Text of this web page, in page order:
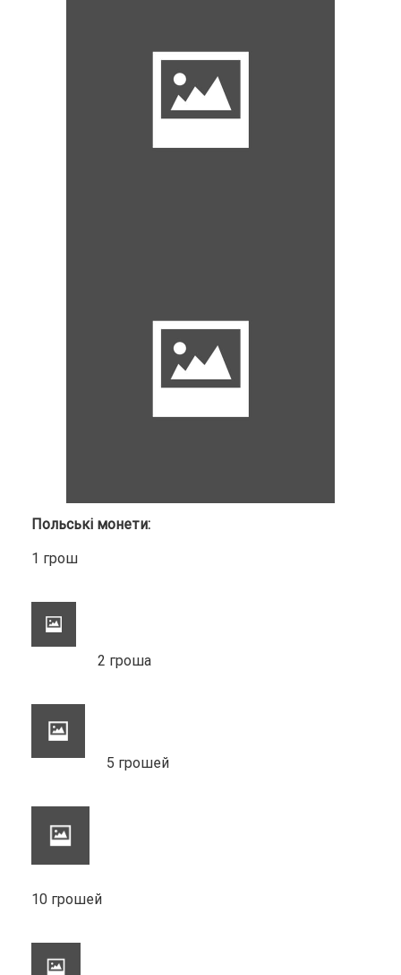
Польські монети:
1 грош
2 гроша
5 грошей
10 грошей